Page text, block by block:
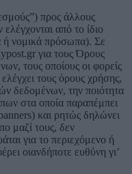
προς άλλους
από το ίδιο
ή νομικά πρόσωπα). Σε
για τους Όρους
τους οποίους οι φορείς
τους όρους χρήσης,
δεδομένων, την ποιότητα
στα οποία παραπέμπει
και ρητώς δηλώνει
μαζί τους, δεν
για το περιεχόμενο ή
οιανδήποτε ευθύνη γι’